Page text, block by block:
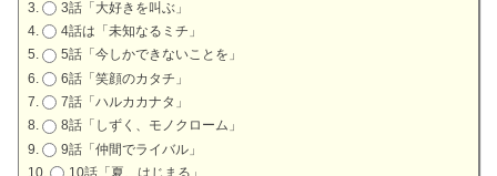
3話「大好きを叫ぶ」
4話は「未知なるミチ」
5話「今しかできないことを」
6話「笑顔のカタチ」
7話「ハルカカナタ」
8話「しずく、モノクローム」
9話「仲間でライバル」